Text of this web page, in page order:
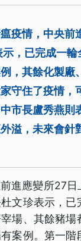
疫情，中央前
，已完成一
，其餘化製廠
守住了疫情，
市長盧秀燕則
溢，未來會針
進應變所27
文珍表示，已
場、其餘豬場
案例。第一階